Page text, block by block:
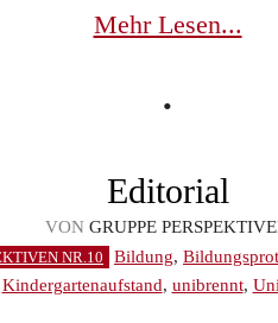
Mehr Lesen...
•
Editorial
VON GRUPPE
NR.10 Bildung,
Kindergartenaufstand, unibrennt,